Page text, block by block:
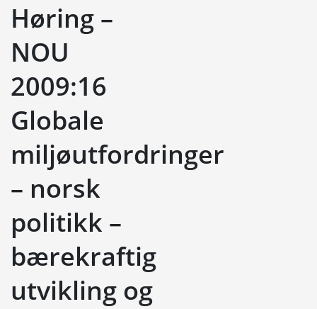
Høring –
NOU
2009:16
Globale
miljøutfordringer
– norsk
politikk –
bærekraftig
utvikling og